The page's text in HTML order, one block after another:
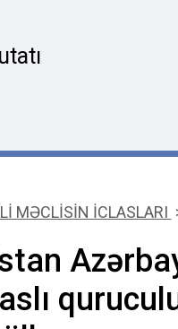
MƏCLİSİN İCLASLARI